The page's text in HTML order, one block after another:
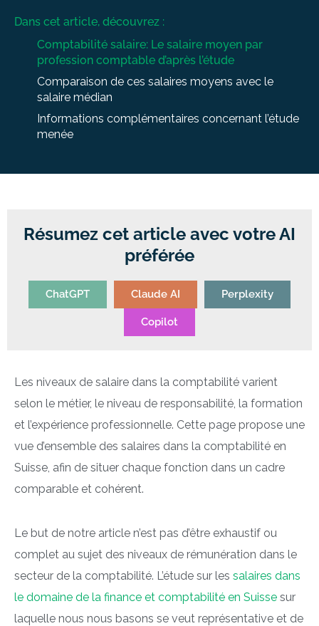
Dans cet article, découvrez :
Comptabilité salaire: Le salaire moyen par
profession comptable d’après l’étude
Comparaison de ces salaires moyens avec le
salaire médian
Informations complémentaires concernant l’étude
menée
Résumez cet article avec votre AI
préférée
ChatGPT Claude AI Perplexity
Copilot
Les niveaux de salaire dans la comptabilité varient
selon le métier, le niveau de responsabilité, la formation
et l’expérience professionnelle. Cette page propose une
vue d’ensemble des salaires dans la comptabilité en
Suisse, afin de situer chaque fonction dans un cadre
comparable et cohérent.
Le but de notre article n’est pas d’être exhaustif ou
complet au sujet des niveaux de rémunération dans le
secteur de la comptabilité. L’étude sur les salaires dans
le domaine de la finance et comptabilité en Suisse sur
laquelle nous nous basons se veut représentative et de